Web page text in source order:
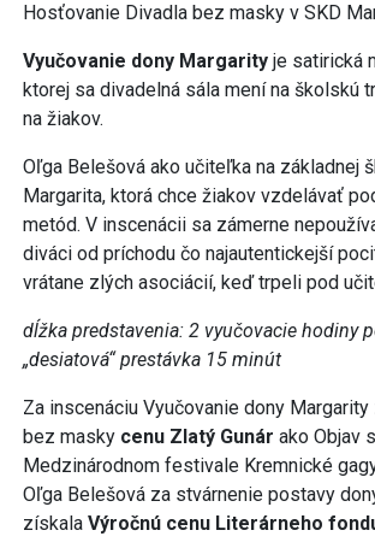
Hosťovanie Divadla bez masky v SKD
Vyučovanie dony Margarity je satirická
ktorej sa divadelná sála mení na školskú
na žiakov.
Oľga Belešová ako učiteľka na základnej
Margarita, ktorá chce žiakov vzdelávať
metód. V inscenácii sa zámerne
diváci od príchodu čo najautentickejší
vrátane zlých asociácií, keď trpeli pod
dĺžka predstavenia: 2 vyučovacie hodiny
„desiatová“ prestávka 15 minút
Za inscenáciu Vyučovanie dony
bez masky cenu Zlatý Gunár ako Objav
Medzinárodnom festivale Kremnické
Oľga Belešová za stvárnenie postavy
získala Výročnú cenu Literárneho